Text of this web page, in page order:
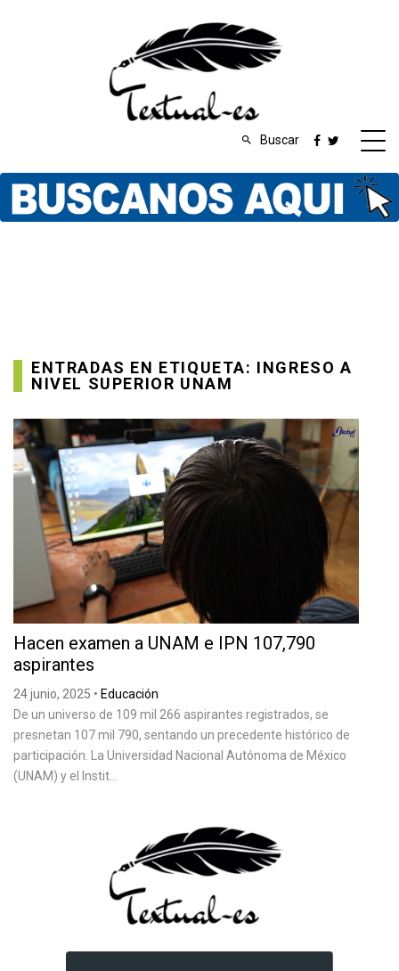
Buscar
ENTRADAS EN ETIQUETA: INGRESO A
NIVEL SUPERIOR UNAM
Hacen examen a UNAM e IPN 107,790
aspirantes
24 junio, 2025 • Educación
De un universo de 109 mil 266 aspirantes registrados, se
presnetan 107 mil 790, sentando un precedente histórico de
participación. La Universidad Nacional Autónoma de México
(UNAM) y el Instit...